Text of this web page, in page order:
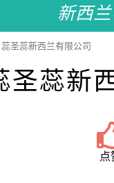
新西
蕊圣蕊新西兰有限公司
圣蕊新
点